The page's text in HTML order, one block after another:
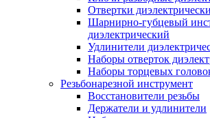
Отвертки
Шарнирно-губцевый
диэлектрический
Удлинители
Наборы отверток
Наборы торцевых
Резьбонарезной инструмент
Восстановители резьбы
Держатели и удлинители